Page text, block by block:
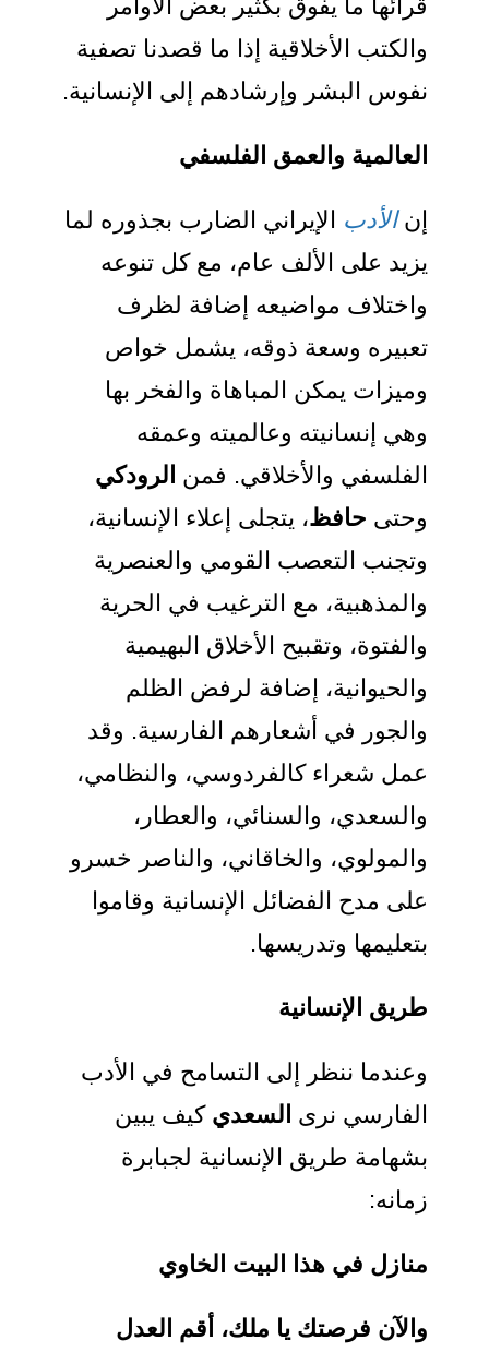
قرائها ما يفوق بكثير بعض الأوامر
والكتب الأخلاقية إذا ما قصدنا تصفية
نفوس البشر وإرشادهم إلى الإنسانية.
العالمية والعمق الفلسفي
إنالأدب الإيراني الضارب بجذوره لما
يزيد على الألف عام، مع كل تنوعه
واختلاف مواضيعه إضافة لظرف
تعبيره وسعة ذوقه، يشمل خواص
وميزات يمكن المباهاة والفخر بها
وهي إنسانيته وعالميته وعمقه
الفلسفي والأخلاقي. فمن الرودكي
وحتى حافظ، يتجلى إعلاء الإنسانية،
وتجنب التعصب القومي والعنصرية
والمذهبية، مع الترغيب في الحرية
والفتوة، وتقبيح الأخلاق البهيمية
والحيوانية، إضافة لرفض الظلم
والجور في أشعارهم الفارسية. وقد
عمل شعراء كالفردوسي، والنظامي،
والسعدي، والسنائي، والعطار،
والمولوي، والخاقاني، والناصر خسرو
على مدح الفضائل الإنسانية وقاموا
بتعليمها وتدريسها.
طريق الإنسانية
وعندما ننظر إلى التسامح في الأدب
الفارسي نرى السعدي كيف يبين
بشهامة طريق الإنسانية لجبابرة
زمانه:
منازل في هذا البيت الخاوي
والآن فرصتك يا ملك، أقم العدل